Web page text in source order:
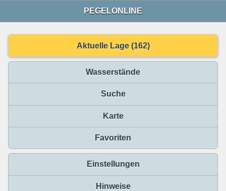
PEGELONLINE
Aktuelle Lage (162)
Wasserstände
Suche
Karte
Favoriten
Einstellungen
Hinweise